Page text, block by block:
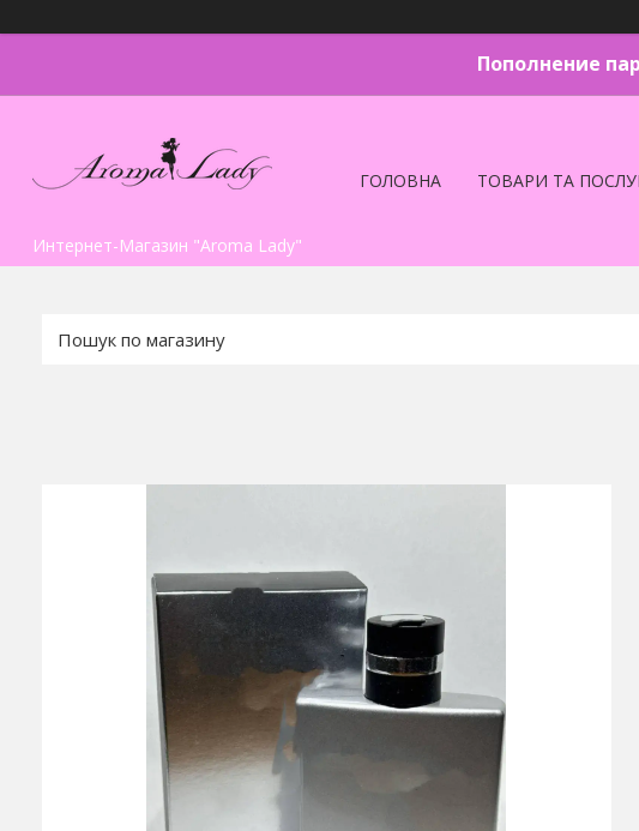
Пополнение
Интернет-Магазин "Aroma Lady"
ГОЛОВНА ТОВАРИ ТА